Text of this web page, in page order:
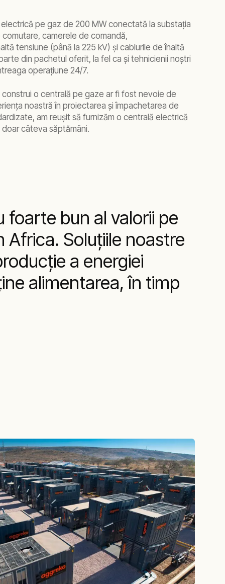
pe gaz de 200 MW conectată la substaţia
comutare, camerele de comandă,
tensiune (până la 225 kV) şi cablurile de înaltă
din pachetul oferit, la fel ca şi tehnicienii noştri
operaţiune 24/7.
construi o centrală pe gaze ar fi fost nevoie de
noastră în proiectarea şi împachetarea de
am reuşit să furnizăm o centrală electrică
câteva săptămâni.
foarte bun al valorii pe
Africa. Soluţiile noastre
a energiei
alimentarea, în timp